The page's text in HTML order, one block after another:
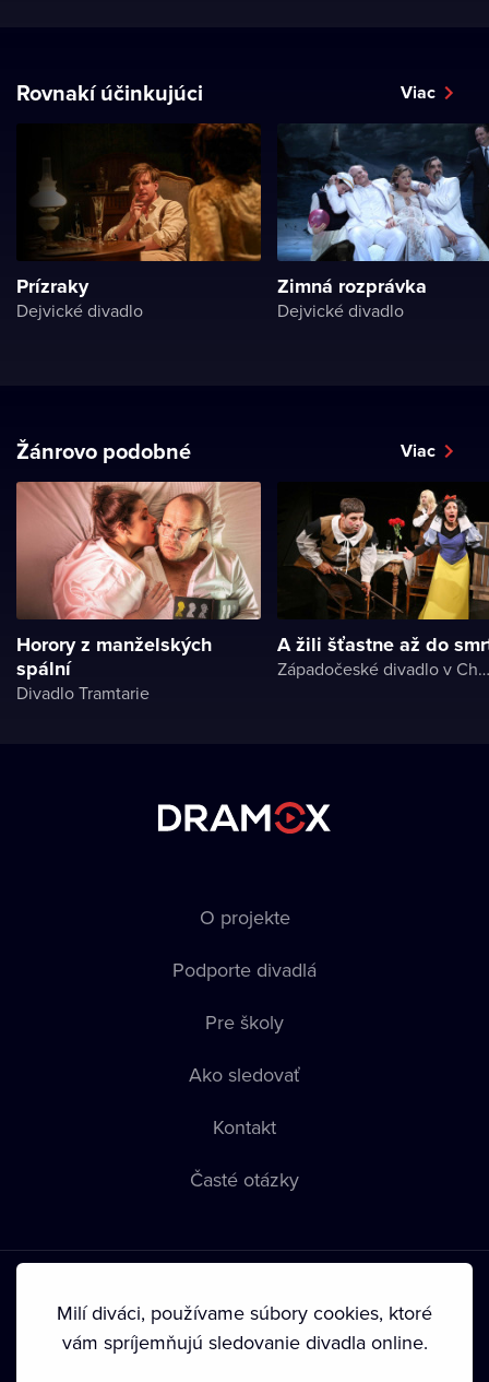
Rovnakí účinkujúci Viac
Prízraky
Dejvické divadlo
Zimná rozprávka
Dejvické divadlo
Žánrovo podobné Viac
Horory z manželských
spální
Divadlo Tramtarie
A žili šťastne až do
Západočeské divadlo v Chebu
O projekte
Podporte divadlá
Pre školy
Ako sledovať
Kontakt
Časté otázky
Milí diváci, používame súbory cookies, ktoré
vám spríjemňujú sledovanie divadla online.